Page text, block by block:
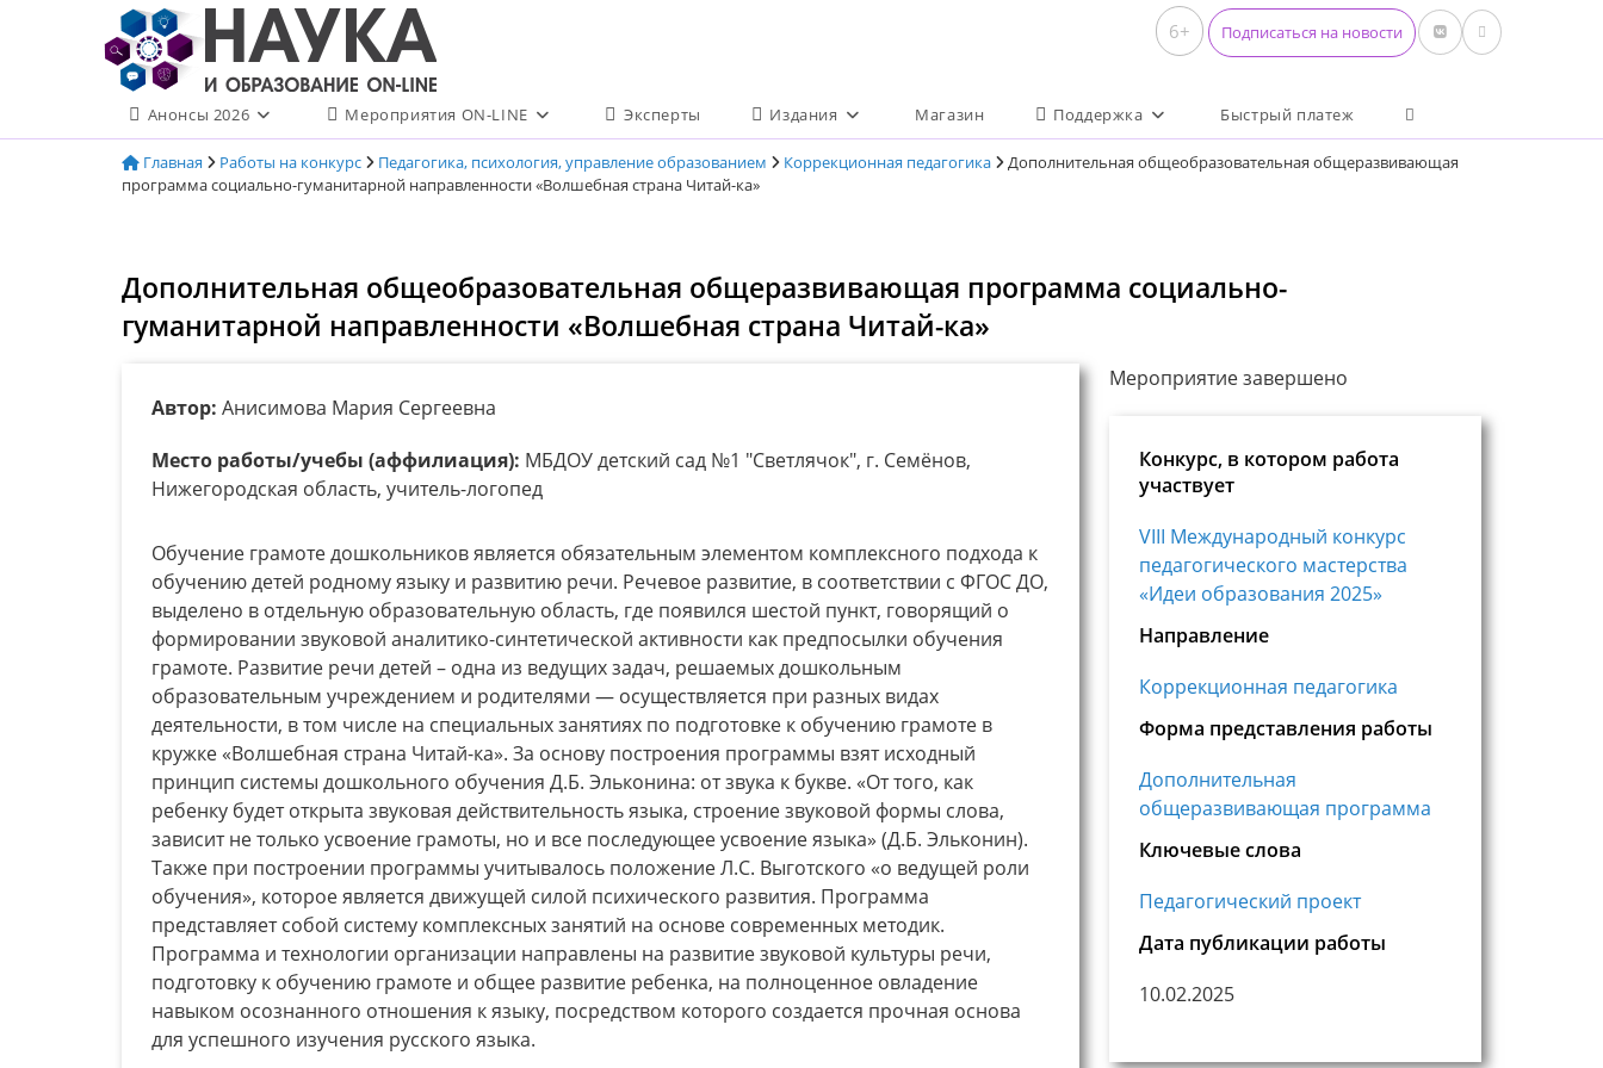
содержимому
6+ Подписаться на новости
Анонсы 2026 Мероприятия ON-LINE Эксперты Издания Магазин Поддержка Быстрый платеж Переключить поиск по
Главная Работы на конкурс Педагогика, психология, управление образованием Коррекционная педагогика
Дополнительная общеобразовательная общеразвивающая
программа социально-гуманитарной направленности «Волшебная страна Читай-ка»
Дополнительная общеобразовательная общеразвивающая программа социально-
гуманитарной направленности «Волшебная страна Читай-ка»
Автор: Анисимова Мария Сергеевна
Место работы/учебы (аффилиация): МБДОУ детский сад №1 "Светлячок", г. Семёнов,
Нижегородская область, учитель-логопед
Обучение грамоте дошкольников является обязательным элементом комплексного подхода к
обучению детей родному языку и развитию речи. Речевое развитие, в соответствии с ФГОС ДО,
выделено в отдельную образовательную область, где появился шестой пункт, говорящий о
формировании звуковой аналитико-синтетической активности как предпосылки обучения
грамоте. Развитие речи детей – одна из ведущих задач, решаемых дошкольным
образовательным учреждением и родителями — осуществляется при разных видах
деятельности, в том числе на специальных занятиях по подготовке к обучению грамоте в
кружке «Волшебная страна Читай-ка». За основу построения программы взят исходный
принцип системы дошкольного обучения Д.Б. Эльконина: от звука к букве. «От того, как
ребенку будет открыта звуковая действительность языка, строение звуковой формы слова,
зависит не только усвоение грамоты, но и все последующее усвоение языка» (Д.Б. Эльконин).
Также при построении программы учитывалось положение Л.С. Выготского «о ведущей роли
обучения», которое является движущей силой психического развития. Программа
представляет собой систему комплексных занятий на основе современных методик.
Программа и технологии организации направлены на развитие звуковой культуры речи,
подготовку к обучению грамоте и общее развитие ребенка, на полноценное овладение
навыком осознанного отношения к языку, посредством которого создается прочная основа
для успешного изучения русского языка.
Мероприятие завершено
Конкурс, в котором работа
участвует
VIII Международный конкурс
педагогического мастерства
«Идеи образования 2025»
Направление
Коррекционная педагогика
Форма представления работы
Дополнительная
общеразвивающая программа
Ключевые слова
Педагогический проект
Дата публикации работы
10.02.2025